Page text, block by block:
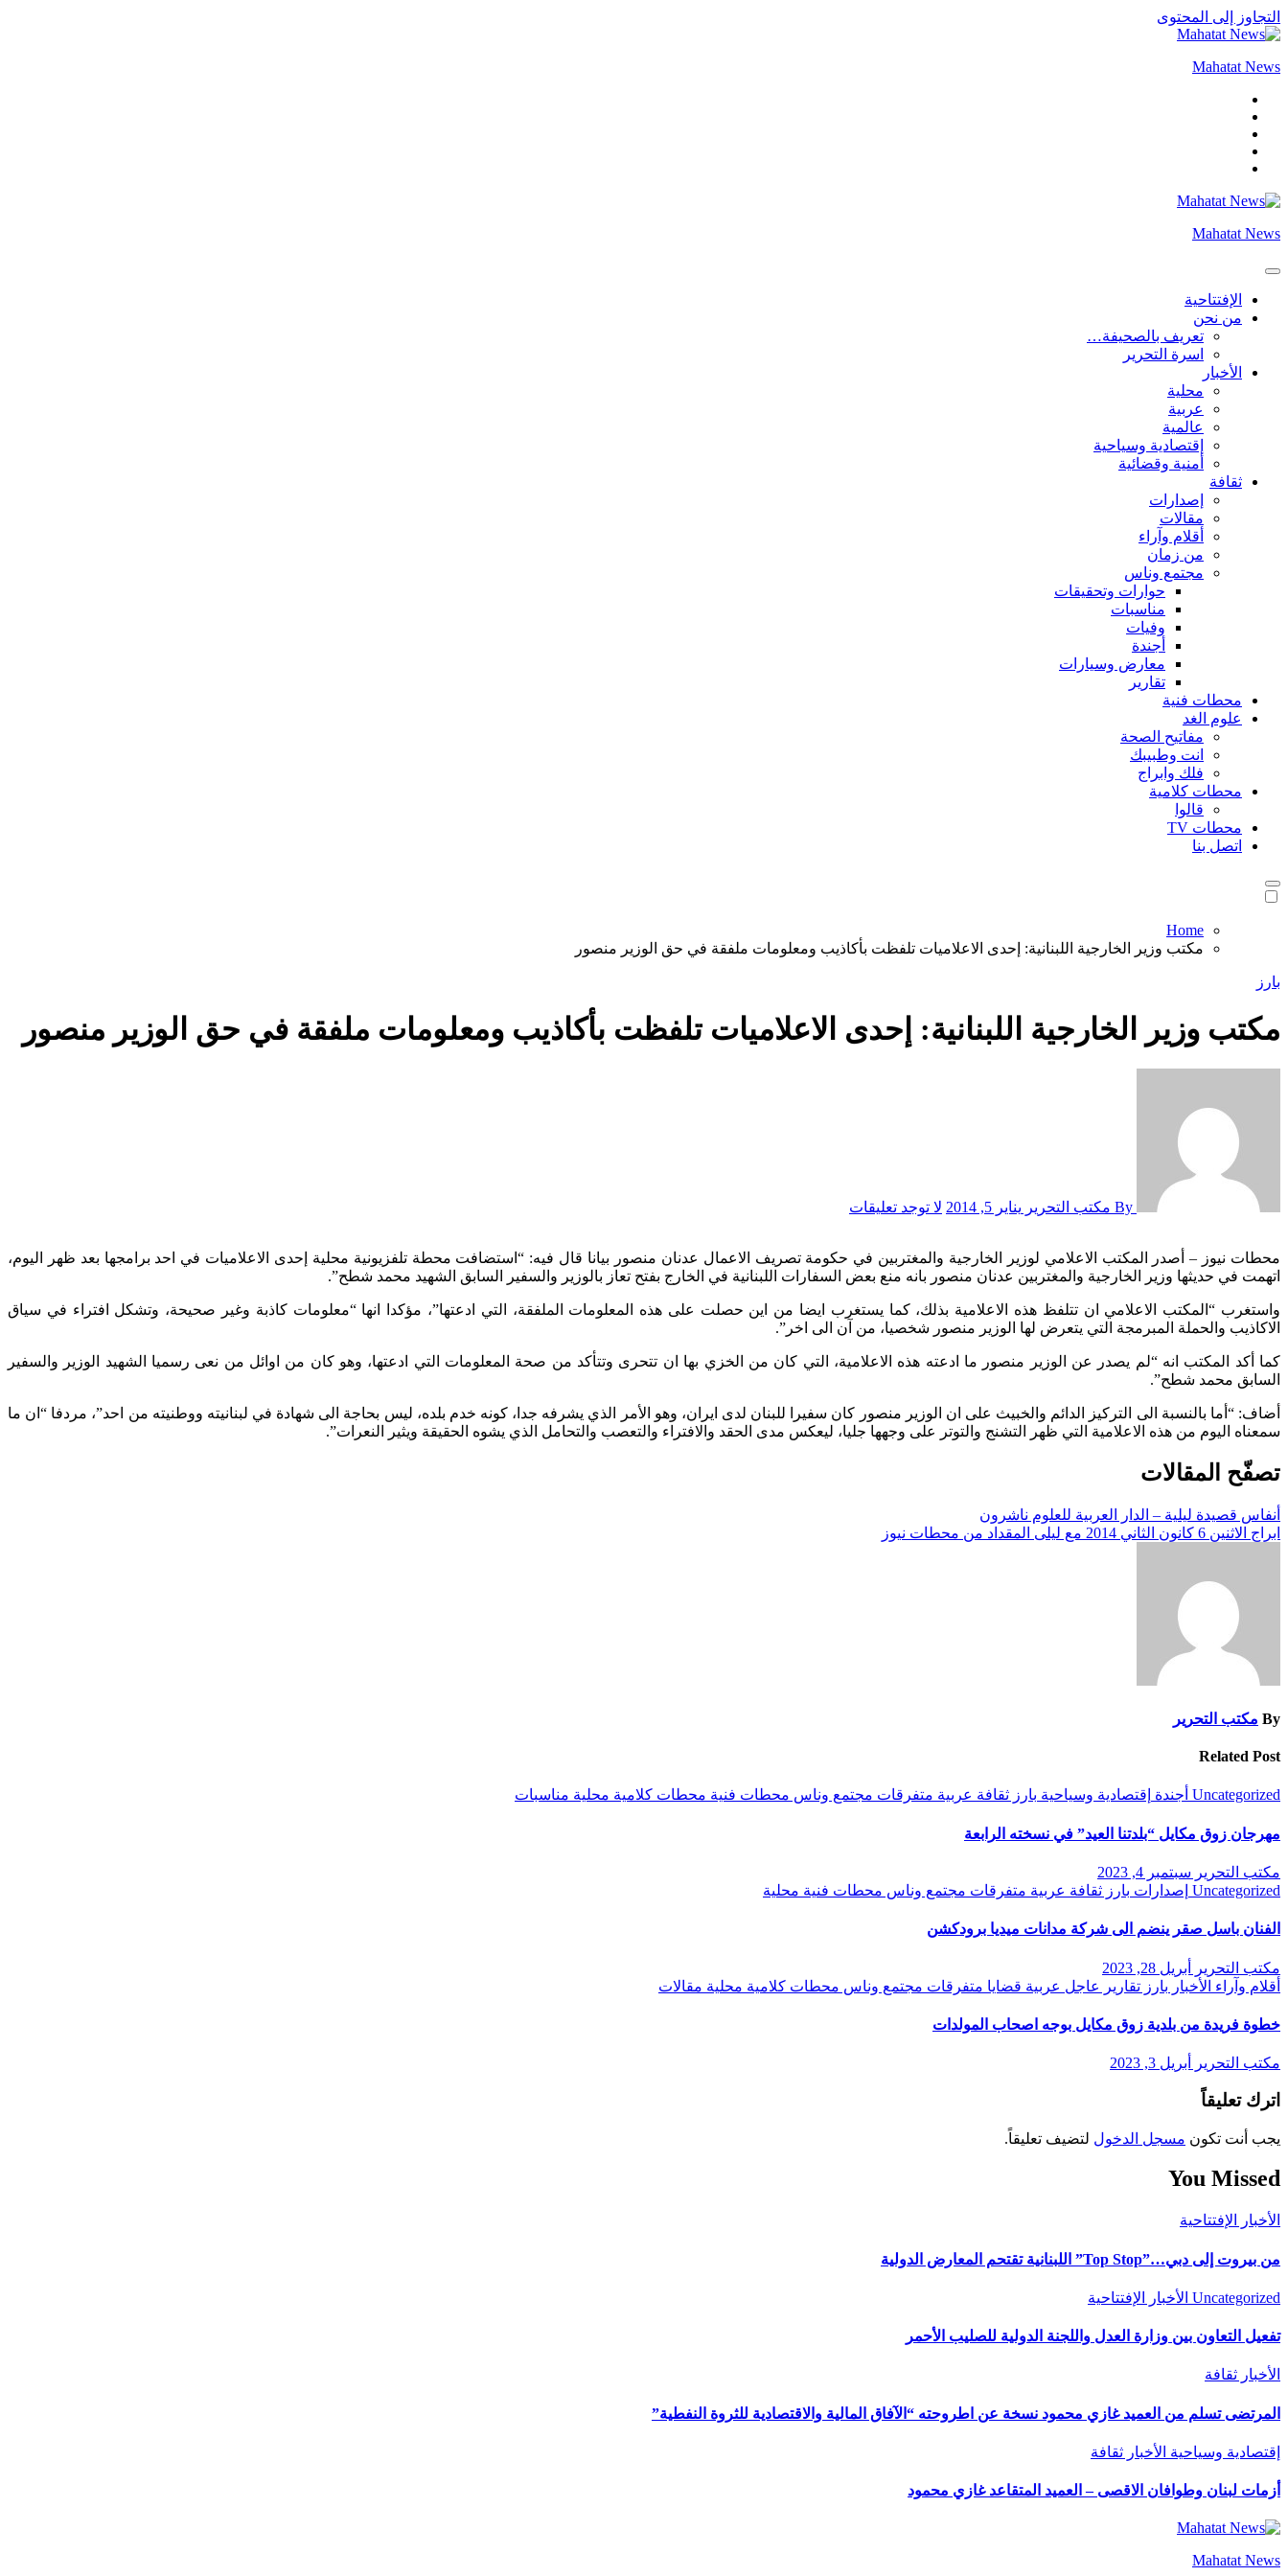
التجاوز إلى المحتوى
Mahatat News
Mahatat News
الإفتتاحية
من نحن
تعريف بالصحيفة…
اسرة التحرير
الأخبار
محلية
عربية
عالمية
إقتصادية وسياحية
أمنية وقضائية
ثقافة
إصدارات
مقالات
أقلام وآراء
من زمان
مجتمع وناس
حوارات وتحقيقات
مناسبات
وفيات
أجندة
معارض وسيارات
تقارير
محطات فنية
علوم الغد
مفاتيح الصحة
انت وطبيبك
فلك وابراج
محطات كلامية
قالوا
محطات TV
اتصل بنا
Home
مكتب وزير الخارجية اللبنانية: إحدى الاعلاميات تلفظت بأكاذيب ومعلومات ملفقة في حق الوزير منصور
بارز
مكتب وزير الخارجية اللبنانية: إحدى الاعلاميات تلفظت بأكاذيب ومعلومات ملفقة في حق الوزير منصور
يناير 5, 2014 لا توجد تعليقات
محطات نيوز – أصدر المكتب الاعلامي لوزير الخارجية والمغتربين في حكومة تصريف الاعمال عدنان منصور بيانا قال فيه: “استضافت محطة تلفزيونية محلية إحدى الاعلاميات في احد برامجها بعد ظهر اليوم،
اتهمت في حديثها وزير الخارجية والمغتربين عدنان منصور بانه منع بعض السفارات اللبنانية في الخارج بفتح تعاز بالوزير والسفير السابق الشهيد محمد شطح”.
واستغرب “المكتب الاعلامي ان تتلفظ هذه الاعلامية بذلك، كما يستغرب ايضا من اين حصلت على هذه المعلومات الملفقة، التي ادعتها”، مؤكدا انها “معلومات كاذبة وغير صحيحة، وتشكل افتراء في سياق
الاكاذيب والحملة المبرمجة التي يتعرض لها الوزير منصور شخصيا، من آن الى اخر”.
كما أكد المكتب انه “لم يصدر عن الوزير منصور ما ادعته هذه الاعلامية، التي كان من الخزي بها ان تتحرى وتتأكد من صحة المعلومات التي ادعتها، وهو كان من اوائل من نعى رسميا الشهيد الوزير والسفير
السابق محمد شطح”.
أضاف: “أما بالنسبة الى التركيز الدائم والخبيث على ان الوزير منصور كان سفيرا للبنان لدى ايران، وهو الأمر الذي يشرفه جدا، كونه خدم بلده، ليس بحاجة الى شهادة في لبنانيته ووطنيته من احد”، مردفا “ان ما
سمعناه اليوم من هذه الاعلامية التي ظهر التشنج والتوتر على وجهها جليا، ليعكس مدى الحقد والافتراء والتعصب والتحامل الذي يشوه الحقيقة ويثير النعرات”.
تصفّح المقالات
أنفاس قصيدة ليلية – الدار العربية للعلوم ناشرون
ابراج الاثنين 6 كانون الثاني 2014 مع ليلى المقداد من محطات نيوز
By مكتب التحرير
Related Post
Uncategorized أجندة إقتصادية وسياحية بارز ثقافة عربية متفرقات مجتمع وناس محطات فنية محطات كلامية محلية مناسبات
مهرجان زوق مكايل “بلدتنا العيد” في نسخته الرابعة
مكتب التحرير سبتمبر 4, 2023
Uncategorized إصدارات بارز ثقافة عربية متفرقات مجتمع وناس محطات فنية محلية
الفنان باسل صقر ينضم الى شركة مدانات ميديا برودكشن
مكتب التحرير
أبريل 28, 2023
أقلام وآراء الأخبار بارز تقارير عاجل عربية قضايا متفرقات مجتمع وناس محطات كلامية محلية مقالات
خطوة فريدة من بلدية زوق مكايل بوجه اصحاب المولدات
مكتب التحرير أبريل 3, 2023
اترك تعليقاً
يجب أنت تكون مسجل الدخول لتضيف تعليقاً.
You Missed
الأخبار الإفتتاحية
من بيروت إلى دبي…”Top Stop” اللبنانية تقتحم المعارض الدولية
Uncategorized الأخبار الإفتتاحية
تفعيل التعاون بين وزارة العدل واللجنة الدولية للصليب الأحمر
الأخبار ثقافة
المرتضى تسلم من العميد غازي محمود نسخة عن اطروحته “الآفاق المالية والاقتصادية للثروة النفطية”
إقتصادية وسياحية الأخبار ثقافة
أزمات لبنان وطوافان الاقصى – العميد المتقاعد غازي محمود
Mahatat News